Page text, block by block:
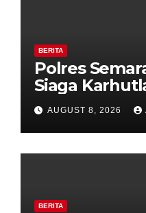
BERITA
Polres
Siaga
Tekankan
Kemarau.
AUGUST 8, 2026
BERITA